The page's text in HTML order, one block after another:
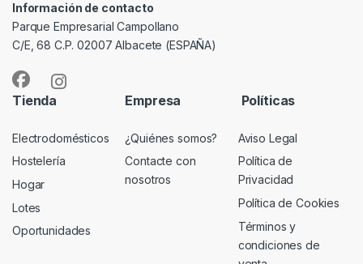
Información de contacto
Parque Empresarial Campollano
C/E, 68 C.P. 02007 Albacete (ESPAÑA)
Tienda
Electrodomésticos
Hostelería
Hogar
Lotes
Oportunidades
Empresa
¿Quiénes somos?
Contacte con
nosotros
Políticas
Aviso Legal
Política de
Privacidad
Política de Cookies
Términos y
condiciones de